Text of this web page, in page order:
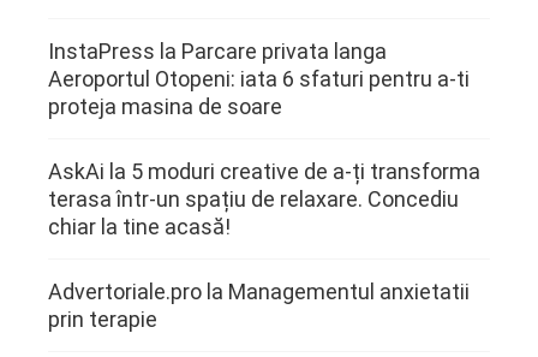
InstaPress la Parcare privata langa
Aeroportul Otopeni: iata 6 sfaturi pentru a-ti
proteja masina de soare
AskAi la 5 moduri creative de a-ți transforma
terasa într-un spațiu de relaxare. Concediu
chiar la tine acasă!
Advertoriale.pro la Managementul anxietatii
prin terapie